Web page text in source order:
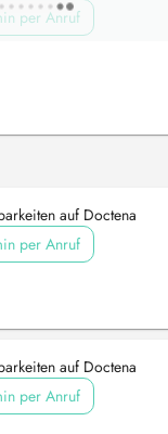
per Anruf
auf Doctena
per Anruf
auf Doctena
per Anruf